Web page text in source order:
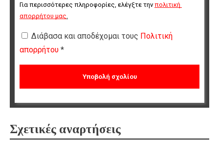
Για περισσότερες πληροφορίες, ελέγξτε την πολιτική
απορρήτου μας
Διάβασα και αποδέχομαι τους Πολιτική
απορρήτου *
Σχετικές αναρτήσεις